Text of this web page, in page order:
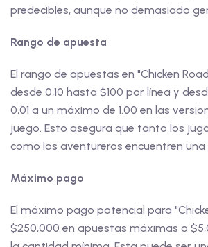
predecibles, aunque no demasiado
Rango de apuesta
El rango de apuestas en "Chicken
desde 0,10 hasta $100 por línea y
0,01 a un máximo de 1.00 en las
juego. Esto asegura que tanto los
como los aventureros encuentren
Máximo pago
El máximo pago potencial para
$250,000 en apuestas máximas o